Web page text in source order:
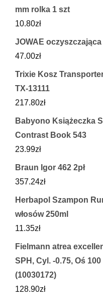
mm rolka 1 szt
10.80zł
JOWAE
47.00zł
Trixie Kosz
TX-13111
217.80zł
Babyono Książeczka
Contrast Book 543
23.99zł
Braun Igor 462 2pł
357.24zł
Herbapol Szampon
włosów 250ml
11.35zł
Fielmann atrea
SPH, Cyl. -0.75, Oś
(10030172)
128.90zł